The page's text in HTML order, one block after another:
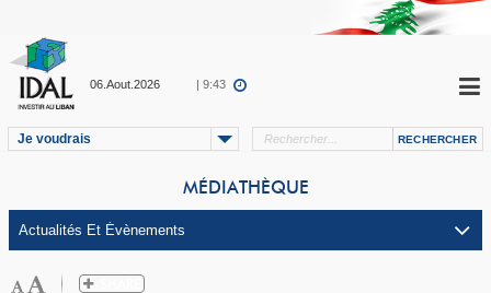
06.Aout.2026 | 9:43
Je voudrais
MÉDIATHÈQUE